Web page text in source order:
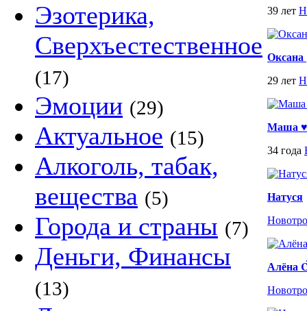
Эзотерика,
Сверхъестественное
(17)
Эмоции (29)
Актуальное (15)
Алкоголь, табак,
вещества (5)
Города и страны (7)
Деньги, Финансы
(13)
39 лет
29 лет
Маша
34 года
Натуся